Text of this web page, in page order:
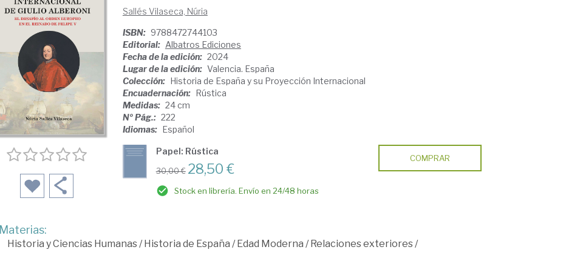
Sallés Vilaseca, Núria
ISBN: 9788472744103
Editorial: Albatros Ediciones
Fecha de la edición: 2024
Lugar de la edición: Valencia. España
Colección: Historia de España y su Proyección Internacional
Encuadernación: Rústica
Medidas: 24 cm
Nº Pág.: 222
Idiomas: Español
Papel: Rústica
30,00 € 28,50 €
Stock en librería. Envío en 24/48 horas
COMPRAR
Materias:
Historia y Ciencias Humanas/Historia de España /Edad Moderna /Relaciones exteriores/